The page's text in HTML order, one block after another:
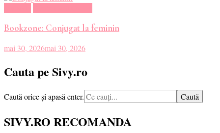
Bookzone: Conjugat la feminin
mai 30, 2026mai 30, 2026
Cauta pe Sivy.ro
Cauți
Caută orice și apasă enter.
SIVY.RO RECOMANDA